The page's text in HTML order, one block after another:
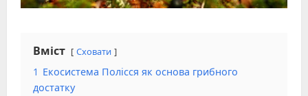
Вміст Сховати
1 Екосистема Полісся як основа грибного
достатку